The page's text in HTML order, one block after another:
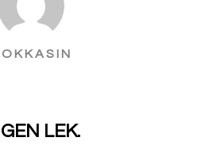
LEK.